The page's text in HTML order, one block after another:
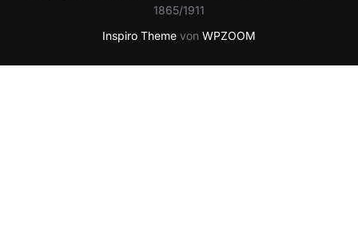
1865/1911
Inspiro Theme von WPZOOM